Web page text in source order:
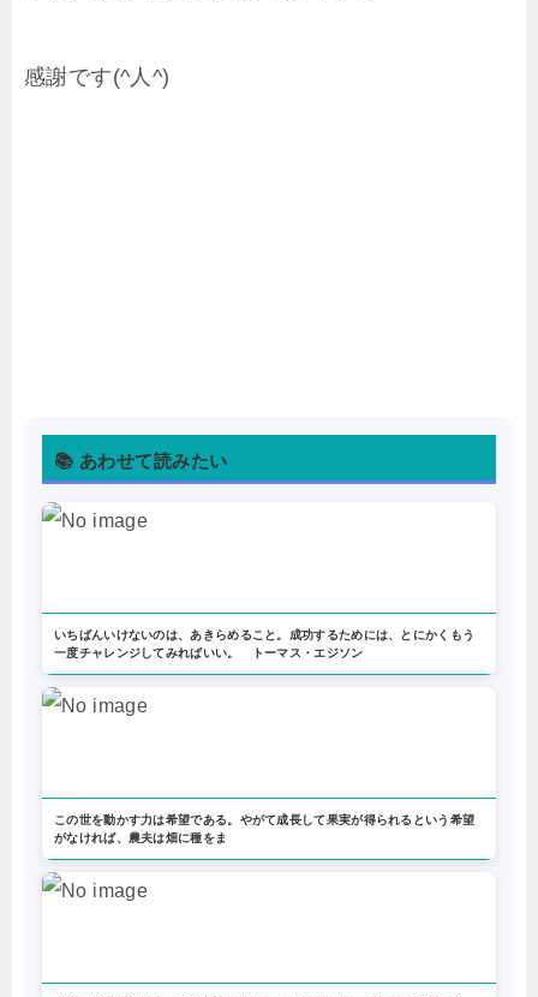
感謝です(^人^)
📚 あわせて読みたい
いちばんいけないのは、あきらめること。成功するためには、とにかくもう
一度チャレンジしてみればいい。 トーマス・エジソン
この世を動かす力は希望である。やがて成長して果実が得られるという希望
がなければ、農夫は畑に種をま